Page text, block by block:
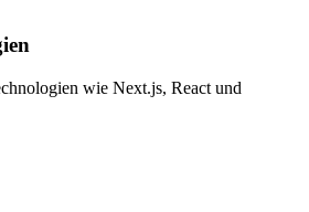
wie Next.js, React und